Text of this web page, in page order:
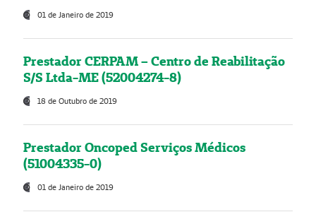
01 de Janeiro de 2019
Prestador CERPAM – Centro de Reabilitação
S/S Ltda-ME (52004274-8)
18 de Outubro de 2019
Prestador Oncoped Serviços Médicos
(51004335-0)
01 de Janeiro de 2019